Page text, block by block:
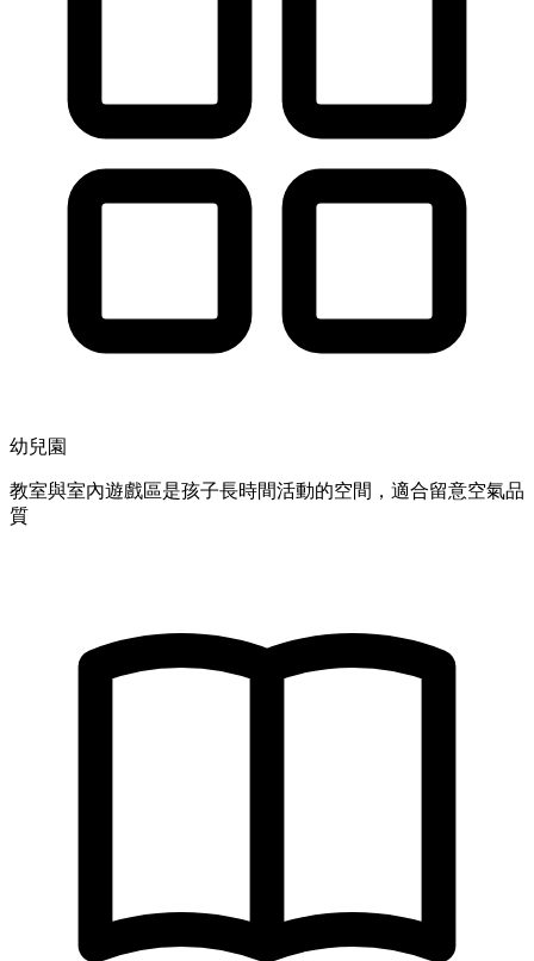
幼兒園
教室與室內遊戲區是孩子長時間活動的空間，適合留意空氣品
質